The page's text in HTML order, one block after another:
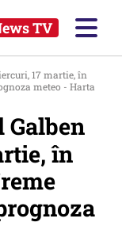
TV
17 martie, în
meteo - Harta
Galben
în